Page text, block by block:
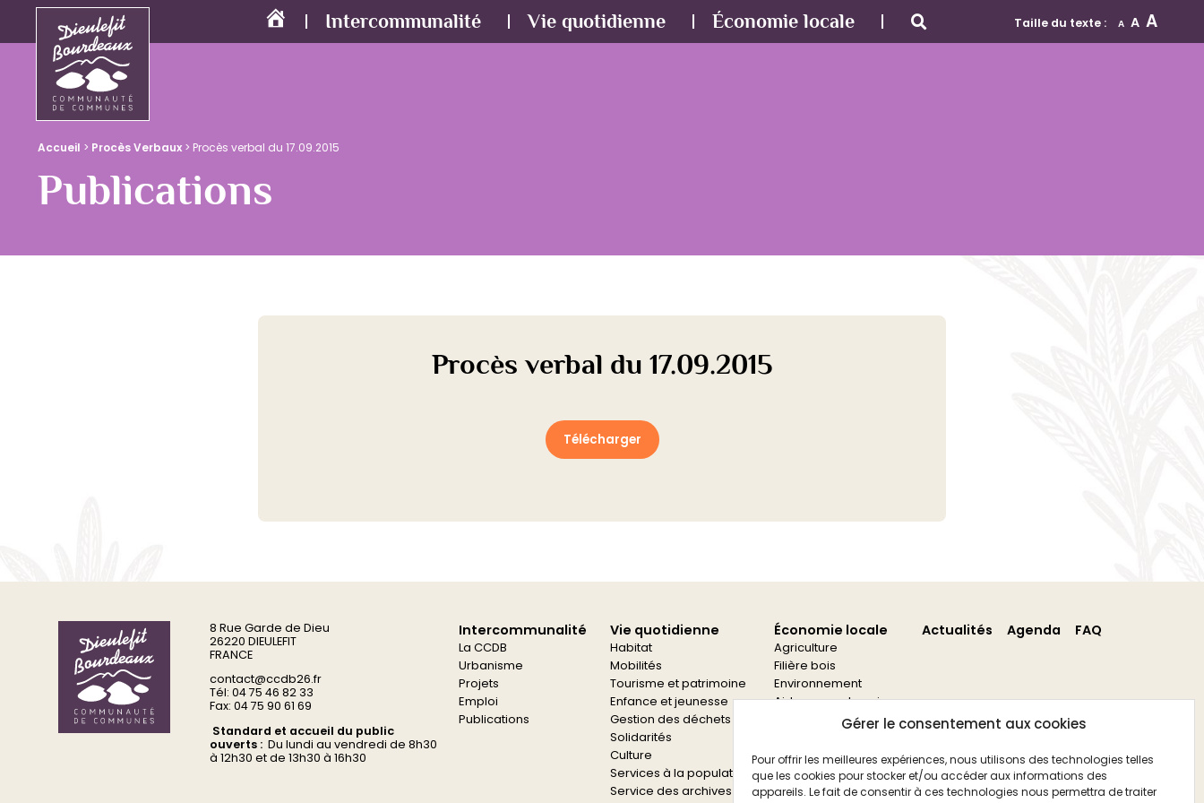
Gérer le consentement aux cookies
Pour offrir les meilleures expériences, nous utilisons des technologies telles
que les cookies pour stocker et/ou accéder aux informations des
appareils. Le fait de consentir à ces technologies nous permettra de traiter
Accueil Intercommunalité Vie quotidienne Économie locale Taille du texte : A A A
Accueil > Procès Verbaux > Procès verbal du 17.09.2015
Publications
Télécharger
Procès verbal du 17.09.2015
8 Rue Garde de Dieu
26220 DIEULEFIT
FRANCE
contact@ccdb26.fr
Tél: 04 75 46 82 33
Fax: 04 75 90 61 69
Standard et accueil du public
ouverts :Du lundi au vendredi de 8h30
à 12h30 et de 13h30 à 16h30
Intercommunalité
La CCDB
Urbanisme
Projets
Emploi
Publications
Vie quotidienne
Habitat
Mobilités
Tourisme et patrimoine
Enfance et jeunesse
Gestion des déchets
Solidarités
Culture
Services à la population
Service des archives
Économie locale
Agriculture
Filière bois
Environnement
Aides aux entreprises
Aides aux associations
Actualités Agenda FAQ